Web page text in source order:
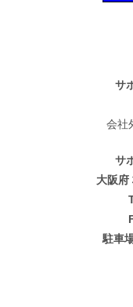
サ
会社
サ
大阪府
駐車